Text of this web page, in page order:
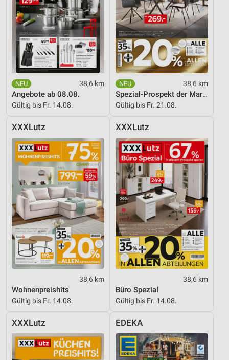
38,6 km
Angebote ab 08.08.
Gültig bis Fr. 14.08.
38,6 km
Spezial-Prospekt der Marken
Gültig bis Fr. 21.08.
XXXLutz
38,6 km
Wohnenpreishits
Gültig bis Fr. 14.08.
XXXLutz
38,6 km
Büro Spezial
Gültig bis Fr. 14.08.
XXXLutz EDEKA
Verwendung genauer Standortdaten
Geräte anhand von aktiv angeforderten
Informationen identifizieren
Nicht-IAB-Verarbeitungszwecke:
Notwendig
Performance
Funktional
Werbung